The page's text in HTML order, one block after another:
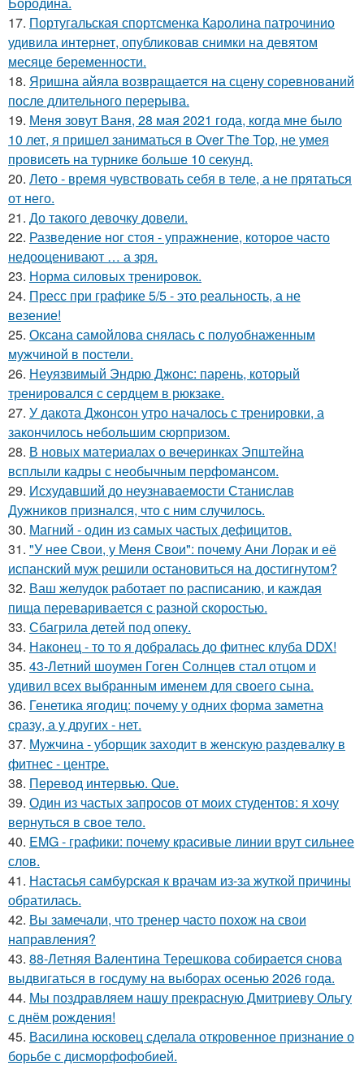
17. Португальская спортсменка Каролина патрочинио
удивила интернет, опубликовав снимки на девятом
месяце беременности.
18. Яришна айяла возвращается на сцену соревнований
после длительного перерыва.
19. Меня зовут Ваня, 28 мая 2021 года, когда мне было
10 лет, я пришел заниматься в Over The Top, не умея
провисеть на турнике больше 10 секунд.
20. Лето - время чувствовать себя в теле, а не прятаться
от него.
21. До такого девочку довели.
22. Разведение ног стоя - упражнение, которое часто
недооценивают … а зря.
23. Норма силовых тренировок.
24. Пресс при графике 5/5 - это реальность, а не
везение!
25. Оксана самойлова снялась с полуобнаженным
мужчиной в постели.
26. Неуязвимый Эндрю Джонс: парень, который
тренировался с сердцем в рюкзаке.
27. У дакота Джонсон утро началось с тренировки, а
закончилось небольшим сюрпризом.
28. В новых материалах о вечеринках Эпштейна
всплыли кадры с необычным перфомансом.
29. Исхудавший до неузнаваемости Станислав
Дужников признался, что с ним случилось.
30. Магний - один из самых частых дефицитов.
31. "У нее Свои, у Меня Свои": почему Ани Лорак и её
испанский муж решили остановиться на достигнутом?
32. Ваш желудок работает по расписанию, и каждая
пища переваривается с разной скоростью.
33. Сбагрила детей под опеку.
34. Наконец - то то я добралась до фитнес клуба DDX!
35. 43-Летний шоумен Гоген Солнцев стал отцом и
удивил всех выбранным именем для своего сына.
36. Генетика ягодиц: почему у одних форма заметна
сразу, а у других - нет.
37. Мужчина - уборщик заходит в женскую раздевалку в
фитнес - центре.
38. Перевод интервью. Que.
39. Один из частых запросов от моих студентов: я хочу
вернуться в свое тело.
40. EMG - графики: почему красивые линии врут сильнее
слов.
41. Настасья самбурская к врачам из-за жуткой причины
обратилась.
42. Вы замечали, что тренер часто похож на свои
направления?
43. 88-Летняя Валентина Терешкова собирается снова
выдвигаться в госдуму на выборах осенью 2026 года.
44. Мы поздравляем нашу прекрасную Дмитриеву Ольгу
с днём рождения!
45. Василина юсковец сделала откровенное признание о
борьбе с дисморфофобией.